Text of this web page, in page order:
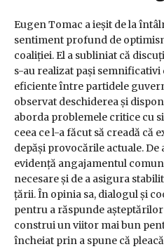
Eugen Tomac a ieșit de la
sentiment profund de
coaliției. El a subliniat că
s-au realizat pași
eficiente între partidele
observat deschiderea și
aborda problemele critice cu
ceea ce l-a făcut să creadă că
depăși provocările actuale. De
evidență angajamentul
necesare și de a asigura
țării. În opinia sa, dialogul și
pentru a răspunde
construi un viitor mai bun
încheiat prin a spune că